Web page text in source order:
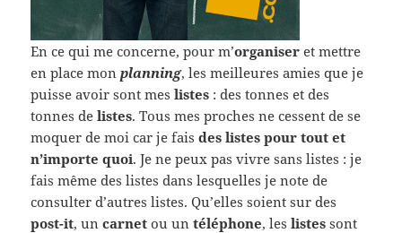
En ce qui me concerne, pour m’organiser et mettre
en place monplanning, les meilleures amies que je
puisse avoir sont meslistes : des tonnes et des
tonnes delistes. Tous mes proches ne cessent de se
moquer de moi car je faisdes listes pour tout et
n’importe quoi. Je ne peux pas vivre sans listes : je
fais même des listes dans lesquelles je note de
consulter d’autres listes. Qu’elles soient sur des
post-it, uncarnet ou untéléphone, leslistes sont